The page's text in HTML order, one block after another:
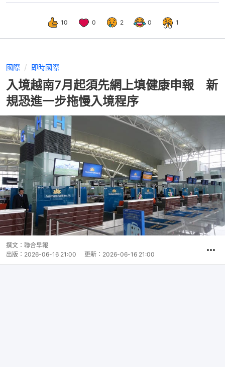
10 0 2 0 1
國際 即時國際
入境越南7月起須先網上填健康申報 新
規恐進一步拖慢入境程序
撰文： 聯合早報
出版： 2026-06-16 21:00 更新： 2026-06-16 21:00